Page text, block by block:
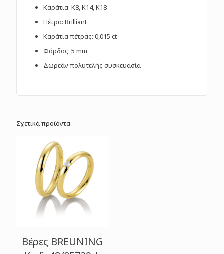
Καράτια: Κ8, Κ14, Κ18
Πέτρα: Brilliant
Καράτια πέτρας: 0,015 ct
Φάρδος: 5 mm
Δωρεάν πολυτελής συσκευασία
Σχετικά προϊόντα
Βέρες BREUNING